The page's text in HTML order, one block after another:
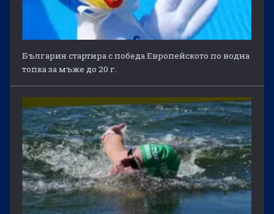
България стартира с победа Европейското по водна
топка за мъже до 20 г.